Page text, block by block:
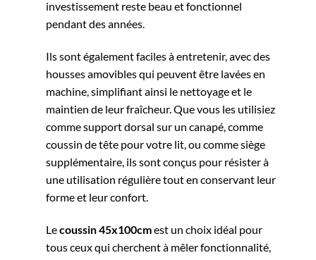
investissement reste beau et fonctionnel
pendant des années.
Ils sont également faciles à entretenir, avec des
housses amovibles qui peuvent être lavées en
machine, simplifiant ainsi le nettoyage et le
maintien de leur fraîcheur. Que vous les utilisiez
comme support dorsal sur un canapé, comme
coussin de tête pour votre lit, ou comme siège
supplémentaire, ils sont conçus pour résister à
une utilisation régulière tout en conservant leur
forme et leur confort.
Lecoussin 45x100cmest un choix idéal pour
tous ceux qui cherchent à mêler fonctionnalité,